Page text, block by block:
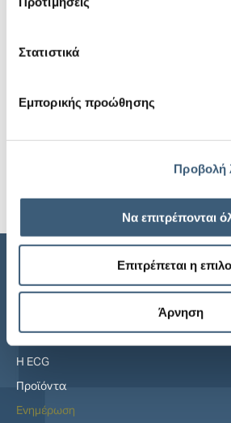
Στατιστικά
Εμπορικής προώθησης
Προβολή
Να επιτρέπονται
Επιτρέπεται η
Άρνηση
ασφαλιστικό κενό των Ελλήνων
Ο Β. Νίκας, COO στην ECG μιλάει στη
30 Ιουνίου, 2026
Sitemap
Η ECG
Προϊόντα
Ενημέρωση